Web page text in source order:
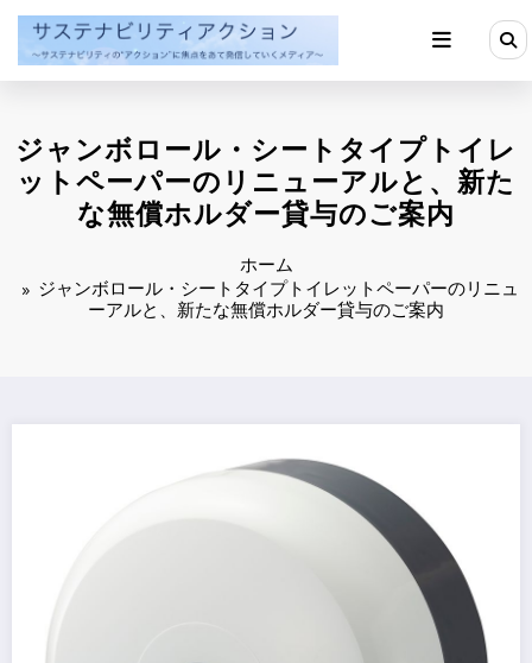
ン
ジャンボロール・シートタイプトイレ
ットペーパーのリニューアルと、新た
な無償ホルダー貸与のご案内
ホーム
ジャンボロール・シートタイプトイレットペーパーのリニュ
ーアルと、新たな無償ホルダー貸与のご案内